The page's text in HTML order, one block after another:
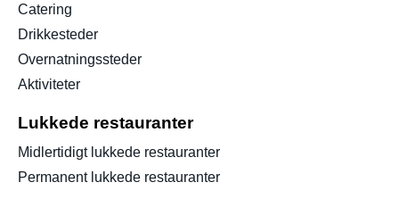
Catering
Drikkesteder
Overnatningssteder
Aktiviteter
Lukkede restauranter
Midlertidigt lukkede restauranter
Permanent lukkede restauranter